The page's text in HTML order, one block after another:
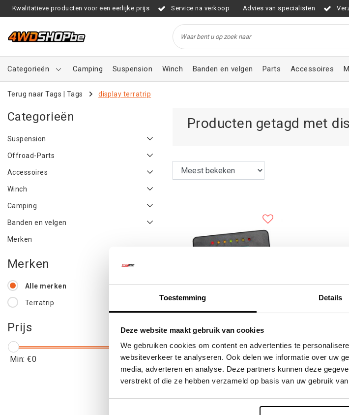
Toestemming Details
Deze website maakt gebruik van cookies
We gebruiken cookies om content en advertenties te
websiteverkeer te analyseren. Ook delen we informatie over uw
media, adverteren en analyse. Deze partners kunnen deze
verstrekt of die ze hebben verzameld op basis van uw gebruik
Kwalitatieve producten voor een eerlijke prijs Service na verkoop Advies van specialisten
Categorieën Camping Suspension Winch Banden en velgen Parts Accessoires
Terug naar Tags Tags display terratrip
Categorieën
Suspension
Offroad-Parts
Accessoires
Winch
Camping
Banden en velgen
Merken
Merken
Alle merken
Terratrip
Prijs
Min: €0 Max: €150
Producten getagd met
Geotrip Extern display V4
€111,57 Excl. btw
€135,00 Incl. btw